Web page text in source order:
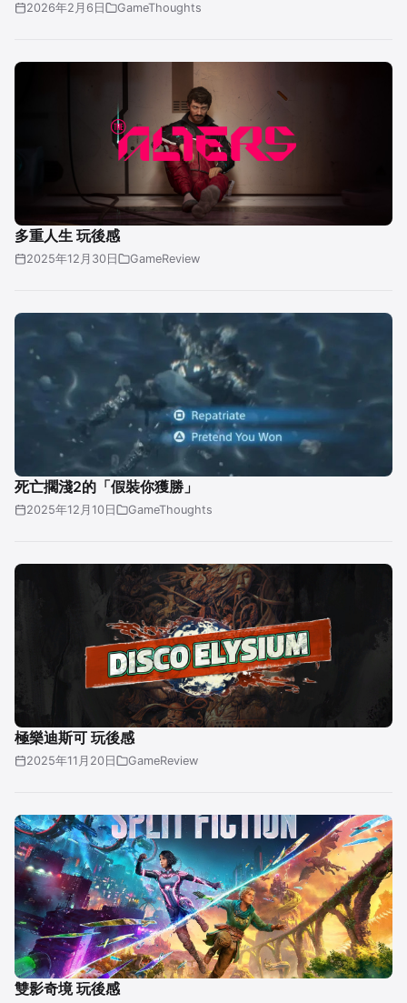
2026年2月6日 GameThoughts
多重人生 玩後感
2025年12月30日 GameReview
死亡擱淺2的「假裝你獲勝」
2025年12月10日 GameThoughts
極樂迪斯可 玩後感
2025年11月20日 GameReview
雙影奇境 玩後感